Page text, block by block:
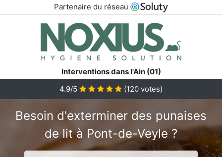
Partenaire du réseau
Interventions dans l'Ain (01)
4.9/5 (120 votes)
Besoin d'exterminer des punaises
de lit à Pont-de-Veyle ?